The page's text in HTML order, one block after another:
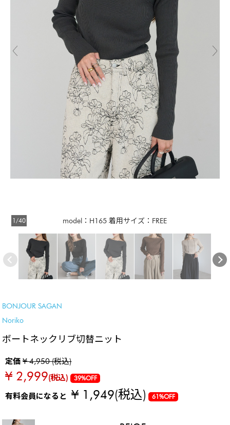
model：H165 着用サイズ：FREE
1/40
BONJOUR SAGAN
Noriko
ボートネックリブ切替ニット
定価¥ 4,950 (税込)
¥ 2,999(税込) 39%OFF
有料会員になると¥ 1,949(税込) 61%OFF